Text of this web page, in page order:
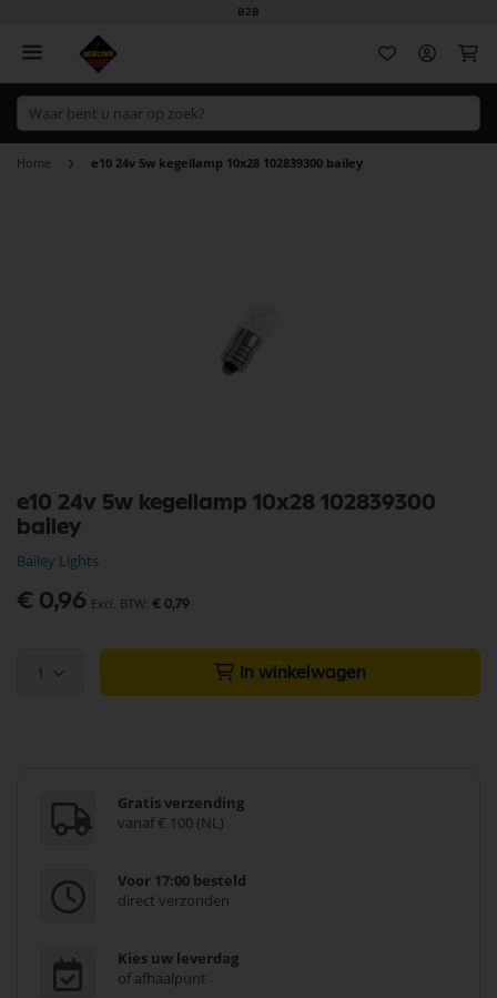
B2B
Home e10 24v 5w kegellamp 10x28 102839300 bailey
e10 24v 5w kegellamp 10x28 102839300
bailey
Bailey Lights
€ 0,96 € 0,79
1 In winkelwagen
Gratis verzending
vanaf € 100 (NL)
Voor 17:00 besteld
direct verzonden
Kies uw leverdag
of afhaalpunt
naar
het
van
de
afbeeldingen-